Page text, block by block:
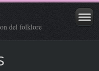
del folklore